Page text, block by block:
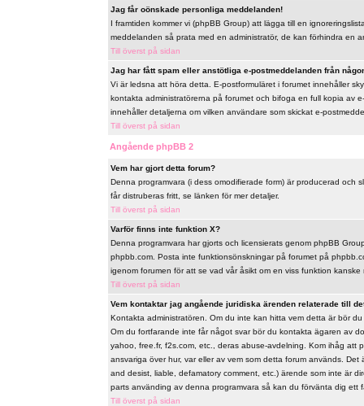
Jag får oönskade personliga meddelanden!
I framtiden kommer vi (phpBB Group) att lägga till en
meddelanden så prata med en administratör, de kan förhindra en
Till överst på sidan
Jag har fått spam eller anstötliga e-postmeddelanden från
Vi är ledsna att höra detta. E-postformuläret i forumet innehåller
kontakta administratörerna på forumet och bifoga en full kopia av
innehåller detaljerna om vilken användare som skickat e-
Till överst på sidan
Angående phpBB 2
Vem har gjort detta forum?
Denna programvara (i dess omodifierade form) är producerad och
får distruberas fritt, se länken för mer detaljer.
Till överst på sidan
Varför finns inte funktion X?
Denna programvara har gjorts och licensierats genom phpBB
phpbb.com. Posta inte funktionsönskningar på forumet på
igenom forumen för att se vad vår åsikt om en viss funktion
Till överst på sidan
Vem kontaktar jag angående juridiska ärenden relaterade till
Kontakta administratören. Om du inte kan hitta vem detta är bör
Om du fortfarande inte får något svar bör du kontakta ägaren av
yahoo, free.fr, f2s.com, etc., deras abuse-avdelning. Kom ihåg
ansvariga över hur, var eller av vem som detta forum används.
and desist, liable, defamatory comment, etc.) ärende som inte är
parts använding av denna programvara så kan du förvänta dig ett
Till överst på sidan